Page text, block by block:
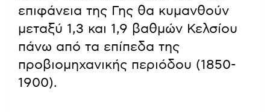
επιφάνεια της Γης θα κυμανθούν
μεταξύ 1,3 και 1,9 βαθμών Κελσίου
πάνω από τα επίπεδα της
προβιομηχανικής περιόδου (1850-
1900).